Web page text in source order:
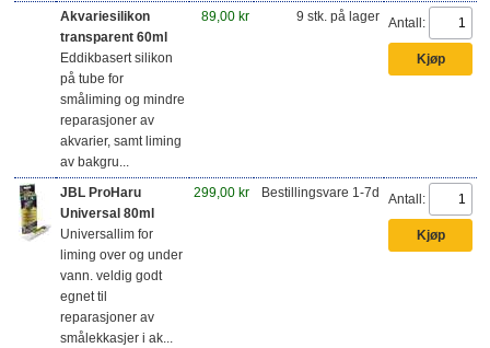
Akvariesilikon
transparent 60ml
Eddikbasert silikon
på tube for
småliming og mindre
reparasjoner av
akvarier, samt liming
av bakgru...
89,00 kr 9 stk. på lager Antall:
JBL ProHaru
Universal 80ml
Universallim for
liming over og under
vann. veldig godt
egnet til
reparasjoner av
smålekkasjer i ak...
299,00 kr Bestillingsvare 1-7d Antall: